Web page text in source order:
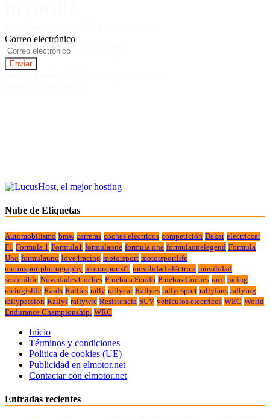
Correo electrónico
Nube de Etiquetas
Automobilismo bmw carreras coches electricos competición Dakar electriccar
F1 Formula 1 Formula1 formulaone formula one formulaonelegend Formula
Uno formulauno love4racing motorsport motorsportlife
motorsportphotography motorsportsf1 movilidad eléctrica movilidad
sostenible Novedades Coches Prueba a Fondo Pruebas Coches race racing
racingislife Raids Rallies rally rallycar Rallyes rallyesport rallyfans rallying
rallypassion Rallys rallywrc Resistencia SUV vehiculos electricos WEC World
Endurance Championship. WRC
Inicio
Términos y condiciones
Política de cookies (UE)
Publicidad en elmotor.net
Contactar con elmotor.net
Entradas recientes